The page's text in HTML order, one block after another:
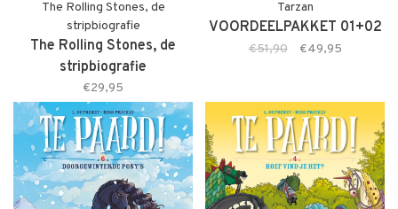
The Rolling Stones, de
stripbiografie
The Rolling Stones, de
stripbiografie
(+stofomslag)
€29,95
Tarzan
VOORDEELPAKKET 01+02
€51,90 €49,95